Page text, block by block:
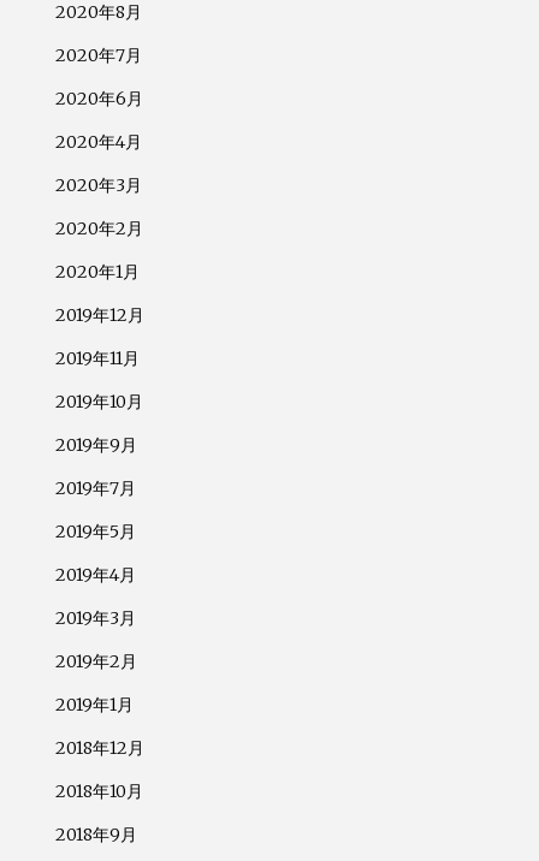
2020年8月
2020年7月
2020年6月
2020年4月
2020年3月
2020年2月
2020年1月
2019年12月
2019年11月
2019年10月
2019年9月
2019年7月
2019年5月
2019年4月
2019年3月
2019年2月
2019年1月
2018年12月
2018年10月
2018年9月